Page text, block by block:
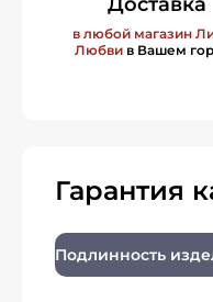
в любой магазин
Любвив Вашем
Гарантия
Подлинность